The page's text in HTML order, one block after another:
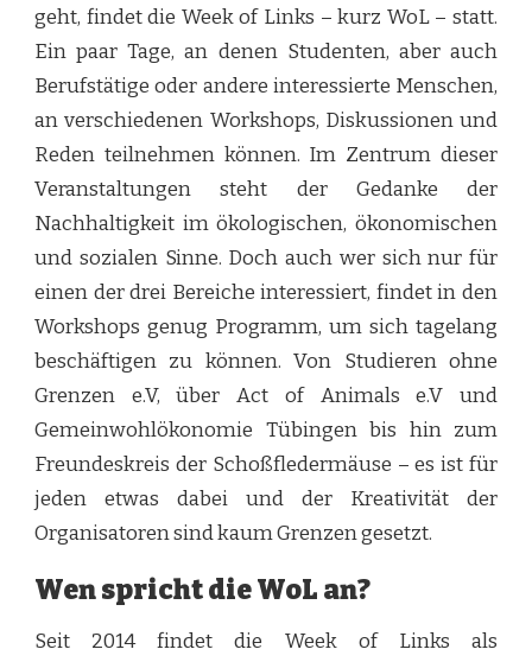
geht, findet die Week of Links – kurz WoL – statt.
Ein paar Tage, an denen Studenten, aber auch
Berufstätige oder andere interessierte Menschen,
an verschiedenen Workshops, Diskussionen und
Reden teilnehmen können. Im Zentrum dieser
Veranstaltungen steht der Gedanke der
Nachhaltigkeit im ökologischen, ökonomischen
und sozialen Sinne. Doch auch wer sich nur für
einen der drei Bereiche interessiert, findet in den
Workshops genug Programm, um sich tagelang
beschäftigen zu können. Von Studieren ohne
Grenzen e.V, über Act of Animals e.V und
Gemeinwohlökonomie Tübingen bis hin zum
Freundeskreis der Schoßfledermäuse – es ist für
jeden etwas dabei und der Kreativität der
Organisatoren sind kaum Grenzen gesetzt.
Wen spricht die WoL an?
Seit 2014 findet die Week of Links als